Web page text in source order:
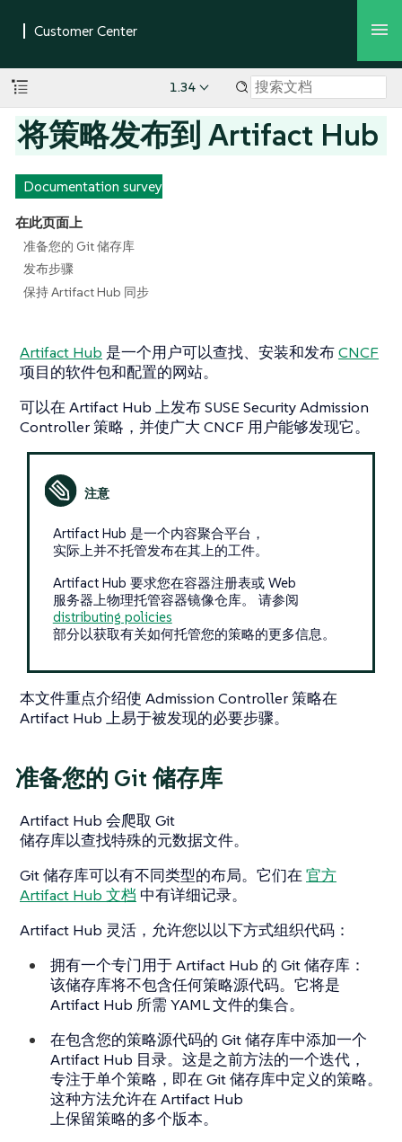
1.34
将策略发布到 Artifact Hub
Documentation survey
在此页面上
准备您的 Git 储存库
发布步骤
保持 Artifact Hub 同步
Artifact Hub 是一个用户可以查找、安装和发布CNCF
项目的软件包和配置的网站。
可以在 Artifact Hub 上发布 SUSE Security Admission
Controller 策略，并使广大 CNCF 用户能够发现它。
Artifact Hub 是一个内容聚合平台，
实际上并不托管发布在其上的工件。
Artifact Hub 要求您在容器注册表或 Web
服务器上物理托管容器镜像仓库。 请参阅
distributing policies
部分以获取有关如何托管您的策略的更多信息。
本文件重点介绍使 Admission Controller 策略在
Artifact Hub 上易于被发现的必要步骤。
准备您的 Git 储存库
Artifact Hub 会爬取 Git
储存库以查找特殊的元数据文件。
Git 储存库可以有不同类型的布局。它们在 官方
Artifact Hub 文档 中有详细记录。
Artifact Hub 灵活，允许您以以下方式组织代码：
拥有一个专门用于 Artifact Hub 的 Git 储存库：
该储存库将不包含任何策略源代码。它将是
Artifact Hub 所需 YAML 文件的集合。
在包含您的策略源代码的 Git 储存库中添加一个
Artifact Hub 目录。这是之前方法的一个迭代，
专注于单个策略，即在 Git 储存库中定义的策略。
这种方法允许在 Artifact Hub
上保留策略的多个版本。